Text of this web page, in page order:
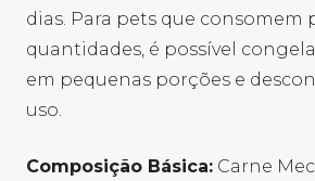
dias. Para pets que consomem
quantidades, é possível
em pequenas porções e
uso.
Composição Básica: Carne